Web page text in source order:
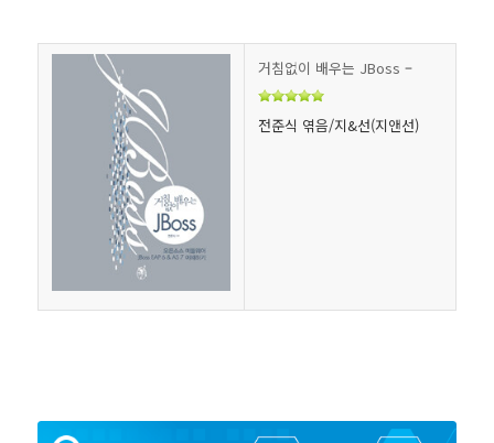
거침없이 배우는 JBoss –
전준식 엮음/지&선(지앤선)